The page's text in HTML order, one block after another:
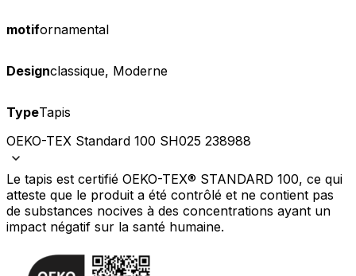
motifornamental
Designclassique, Moderne
TypeTapis
OEKO-TEX Standard 100 SH025 238988
Le tapis est certifié OEKO-TEX® STANDARD 100, ce qui
atteste que le produit a été contrôlé et ne contient pas
de substances nocives à des concentrations ayant un
impact négatif sur la santé humaine.